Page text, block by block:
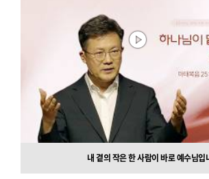
내 곁의 작은 한 사람이 바로